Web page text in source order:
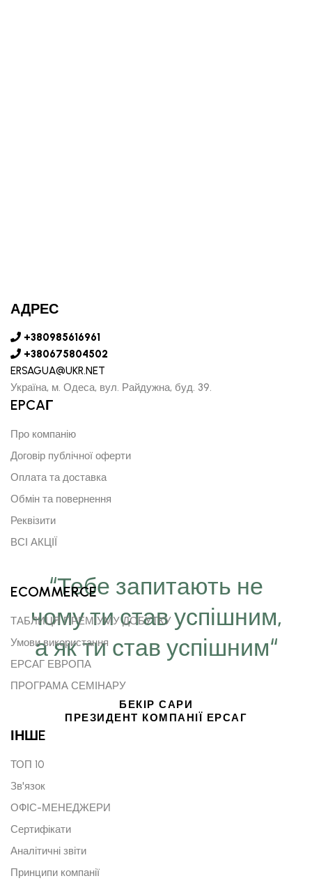
“Тебе запитають не
чому ти став успішним,
а як ти став успішним“
БЕКІР САРИ
ПРЕЗИДЕНТ КОМПАНІЇ ЕРСАГ
АДРЕС
+380985616961
+380675804502
ERSAGUA@UKR.NET
Україна, м. Одеса, вул. Райдужна, буд. 39.
EPCAГ
Про компанію
Договір публічної оферти
Оплата та доставка
Обмін та повернення
Реквізити
ВСІ АКЦІЇ
ECOMMERCE
ТАБЛИЦЯ ПРЕМІУМУ ДОБУТКУ
Умови використання
ЕРСАГ ЕВРОПА
ПРОГРАМА СЕМІНАРУ
ІНШE
ТОП 10
Зв'язок
ОФІС-МЕНЕДЖЕРИ
Сертифікати
Аналітичні звіти
Принципи компанії